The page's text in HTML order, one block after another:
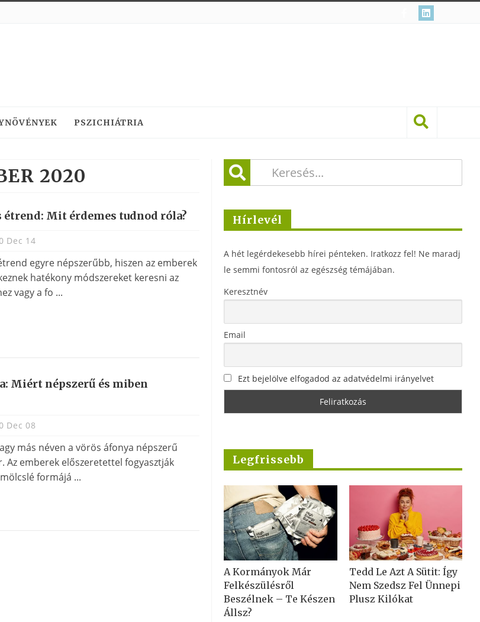
PSZICHIÁTRIA
2020
étrend: Mit érdemes tudnod róla?
Dec 14
egyre népszerűbb, hiszen az emberek
hatékony módszereket keresni az
vagy a fo ...
Miért népszerű és miben
Dec 08
más néven a vörös áfonya népszerű
Az emberek előszeretettel fogyasztják
formájá ...
Hírlevél
A hét legérdekesebb hírei pénteken. Iratkozz fel! Ne maradj
le semmi fontosról az egészség témájában.
Keresztnév
Email
Ezt bejelölve elfogadod az adatvédelmi irányelvet
Legfrissebb
A Kormányok Már
Felkészülésről
Beszélnek – Te Készen
Állsz?
Tedd Le Azt A Sütit: Így
Nem Szedsz Fel Ünnepi
Plusz Kilókat